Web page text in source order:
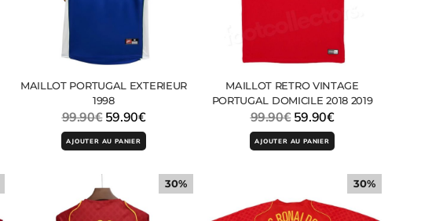
MAILLOT PORTUGAL EXTERIEUR
1998
99.90€ 59.90€
AJOUTER AU PANIER
MAILLOT RETRO VINTAGE
PORTUGAL DOMICILE 2018 2019
99.90€ 59.90€
AJOUTER AU PANIER
30% 30%